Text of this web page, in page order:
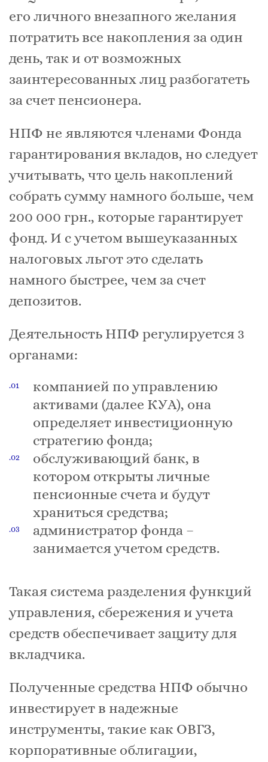
его личного внезапного желания
потратить все накопления за один
день, так и от возможных
заинтересованных лиц разбогатеть
за счет пенсионера.
НПФ не являются членами Фонда
гарантирования вкладов, но следует
учитывать, что цель накоплений
собрать сумму намного больше, чем
200 000 грн., которые гарантирует
фонд. И с учетом вышеуказанных
налоговых льгот это сделать
намного быстрее, чем за счет
депозитов.
Деятельность НПФ регулируется 3
органами:
компанией по управлению
активами (далее КУА), она
определяет инвестиционную
стратегию фонда;
обслуживающий банк, в
котором открыты личные
пенсионные счета и будут
храниться средства;
администратор фонда –
занимается учетом средств.
Такая система разделения функций
управления, сбережения и учета
средств обеспечивает защиту для
вкладчика.
Полученные средства НПФ обычно
инвестирует в надежные
инструменты, такие как ОВГЗ,
корпоративные облигации,